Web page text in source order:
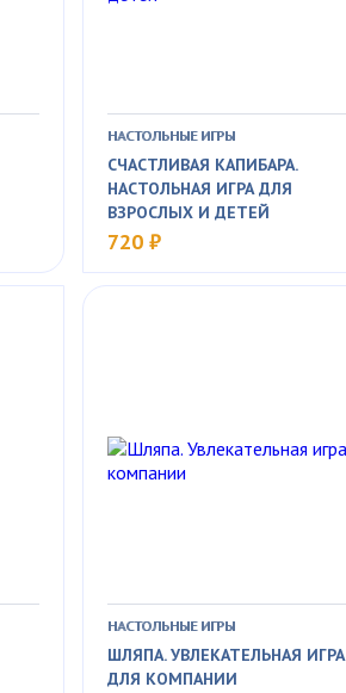
НАСТОЛЬНЫЕ ИГРЫ
СЧАСТЛИВАЯ КАПИБАРА.
НАСТОЛЬНАЯ ИГРА ДЛЯ
ВЗРОСЛЫХ И ДЕТЕЙ
720 ₽
НАСТОЛЬНЫЕ ИГРЫ
ШЛЯПА. УВЛЕКАТЕЛЬНАЯ ИГРА
ДЛЯ КОМПАНИИ